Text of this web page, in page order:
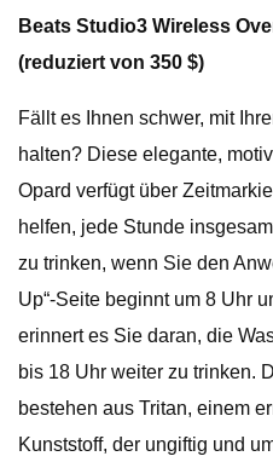
Beats Studio3 Wireless
(reduziert von 350 $)
Fällt es Ihnen schwer, mit
halten? Diese elegante,
Opard verfügt über
helfen, jede Stunde
zu trinken, wenn Sie den
Up“-Seite beginnt um 8 Uhr
erinnert es Sie daran, die
bis 18 Uhr weiter zu trinken.
bestehen aus Tritan, einem
Kunststoff, der ungiftig und